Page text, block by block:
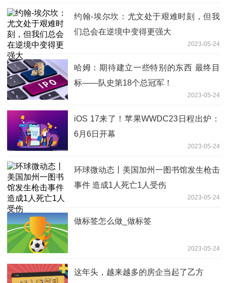
约翰-埃尔坎：尤文处于艰难时刻，但我
们总会在逆境中变得更强大
2023-05-24
哈姆：期待建立一些特别的东西 最终目
标——队史第18个总冠军！
2023-05-24
iOS 17来了！苹果WWDC23日程出炉：
6月6日开幕
2023-05-24
环球微动态丨美国加州一图书馆发生枪击
事件 造成1人死亡1人受伤
2023-05-24
做标签怎么做_做标签
2023-05-24
这年头，越来越多的房企当起了乙方